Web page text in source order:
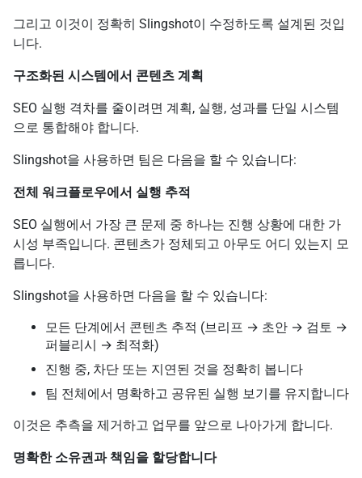
그리고 이것이 정확히 Slingshot이 수정하도록 설계된 것입
니다.
구조화된 시스템에서 콘텐츠 계획
SEO 실행 격차를 줄이려면 계획, 실행, 성과를 단일 시스템
으로 통합해야 합니다.
Slingshot을 사용하면 팀은 다음을 할 수 있습니다:
전체 워크플로우에서 실행 추적
SEO 실행에서 가장 큰 문제 중 하나는 진행 상황에 대한 가
시성 부족입니다. 콘텐츠가 정체되고 아무도 어디 있는지 모
릅니다.
Slingshot을 사용하면 다음을 할 수 있습니다:
모든 단계에서 콘텐츠 추적 (브리프 → 초안 → 검토 →
퍼블리시 → 최적화)
진행 중, 차단 또는 지연된 것을 정확히 봅니다
팀 전체에서 명확하고 공유된 실행 보기를 유지합니다
이것은 추측을 제거하고 업무를 앞으로 나아가게 합니다.
명확한 소유권과 책임을 할당합니다